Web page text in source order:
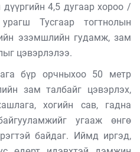
4,5 дугаар хороо /
Тусгаар тогтнолын
эзэмшлийн гудамж, зам
цэвэрлэлээ.
бүр орчныхоо 50 метр
зам талбайг цэвэрлэх,
хогийн сав, гадна
угааж өнгө
байдаг. Иймд иргэд,